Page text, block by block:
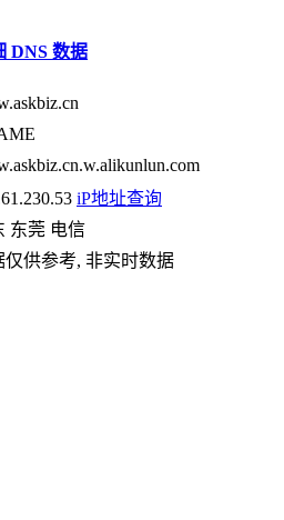
DNS 数据
iP地址查询
东莞 电信
仅供参考, 非实时数据